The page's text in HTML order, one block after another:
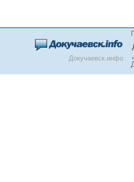
Докучаевск.инфо